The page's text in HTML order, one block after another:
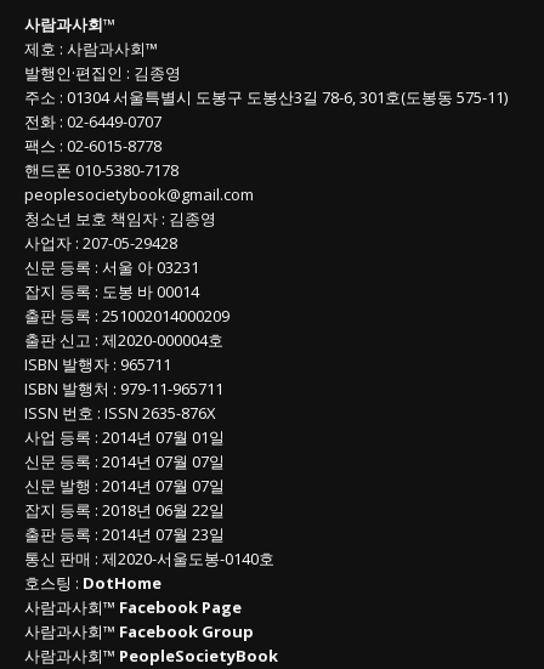
목
록
사람과사회™
제호 : 사람과사회™
발행인·편집인 : 김종영
주소 : 01304서울특별시 도봉구 도봉산3길 78-6, 301호(도봉동 575-11)
전화 : 02-6449-0707
팩스 : 02-6015-8778
핸드폰 010-5380-7178
peoplesocietybook@gmail.com
청소년 보호 책임자 : 김종영
사업자 : 207-05-29428
신문 등록 : 서울 아 03231
잡지 등록 : 도봉 바 00014
출판 등록 : 251002014000209
출판 신고 : 제2020-000004호
ISBN 발행자 : 965711
ISBN 발행처 : 979-11-965711
ISSN 번호 : ISSN 2635-876X
사업 등록 : 2014년 07월 01일
신문 등록 : 2014년 07월 07일
신문 발행 : 2014년 07월 07일
잡지 등록 : 2018년 06월 22일
출판 등록 : 2014년 07월 23일
통신 판매 : 제2020-서울도봉-0140호
호스팅 : DotHome
사람과사회™ Facebook Page
사람과사회™ Facebook Group
사람과사회™ PeopleSocietyBook